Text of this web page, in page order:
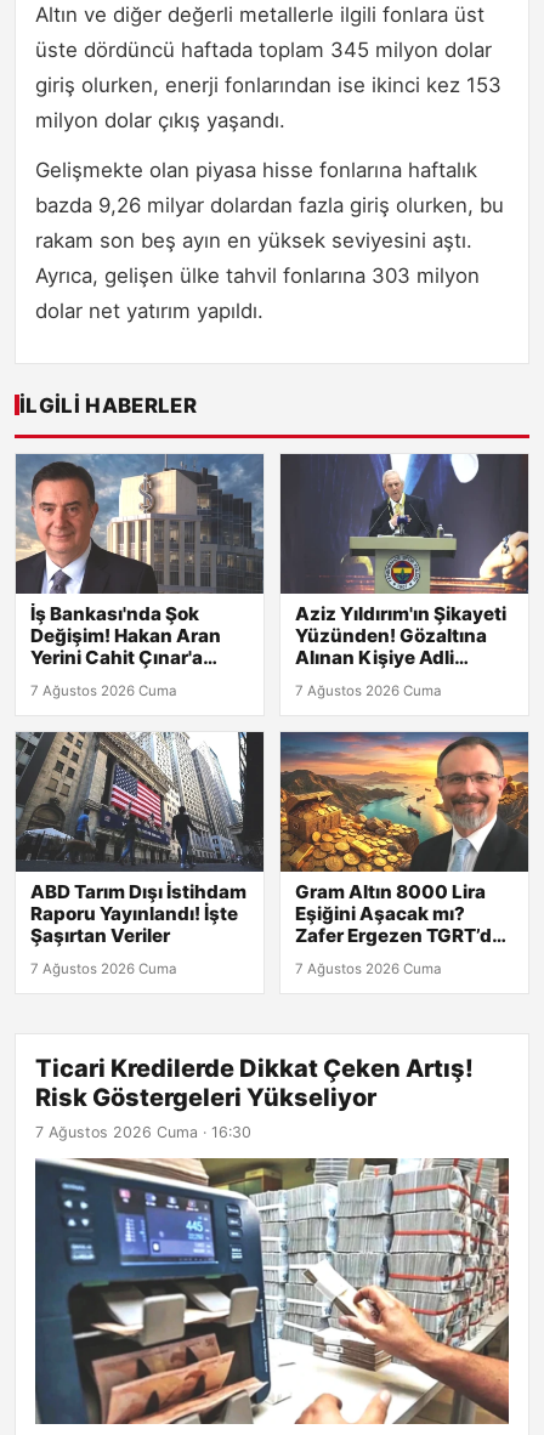
Altın ve diğer değerli metallerle ilgili fonlara üst
üste dördüncü haftada toplam 345 milyon dolar
giriş olurken, enerji fonlarından ise ikinci kez 153
milyon dolar çıkış yaşandı.
Gelişmekte olan piyasa hisse fonlarına haftalık
bazda 9,26 milyar dolardan fazla giriş olurken, bu
rakam son beş ayın en yüksek seviyesini aştı.
Ayrıca, gelişen ülke tahvil fonlarına 303 milyon
dolar net yatırım yapıldı.
İLGILI HABERLER
İş Bankası'nda Şok
Değişim! Hakan Aran
Yerini Cahit Çınar'a
Bıraktı
7 Ağustos 2026 Cuma
Aziz Yıldırım'ın Şikayeti
Yüzünden! Gözaltına
Alınan Kişiye Adli
Kontrol
7 Ağustos 2026 Cuma
ABD Tarım Dışı İstihdam
Raporu Yayınlandı! İşte
Şaşırtan Veriler
7 Ağustos 2026 Cuma
Gram Altın 8000 Lira
Eşiğini Aşacak mı?
Zafer Ergezen TGRT’de
Yanıtlıyor!
7 Ağustos 2026 Cuma
Ticari Kredilerde Dikkat Çeken Artış!
Risk Göstergeleri Yükseliyor
7 Ağustos 2026 Cuma · 16:30